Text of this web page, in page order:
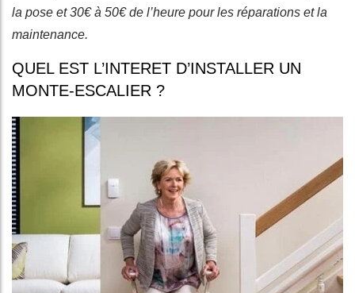
la pose et 30€ à 50€ de l’heure pour les réparations et la
maintenance.
QUEL EST L’INTERET D’INSTALLER UN
MONTE-ESCALIER ?